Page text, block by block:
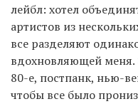
лейбл: хотел
артистов из
все разделяют
вдохновляющей меня.
80-е, постпанк, нью-
чтобы все было